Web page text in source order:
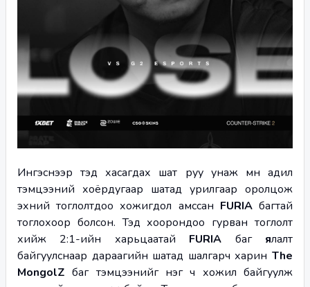
Ингэснээр тэд хасагдах шат руу унаж мөн адил
тэмцээний хоёрдугаар шатад урилгаар оролцож
эхний тоглолтдоо хожигдол амссан FURIA багтай
тоглохоор болсон. Тэд хоорондоо гурван тоглолт
хийж 2:1-ийн харьцаатай FURIA баг ялалт
байгуулснаар дараагийн шатад шалгарч харин The
MongolZ баг тэмцээнийг нэг ч хожил байгуулж